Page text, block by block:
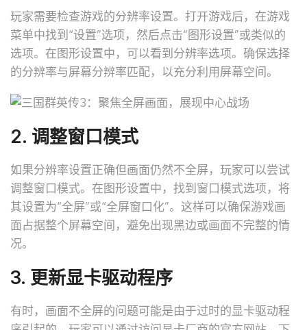
玩家需要检查游戏的分辨率设置。打开游戏后，在游戏
菜单中找到“设置”选项，然后点击“图形设置”或类似的
选项。在图形设置中，可以看到分辨率选项。确保选择
的分辨率与屏幕分辨率匹配，以充分利用屏幕空间。
2. 调整窗口模式
如果分辨率设置正确但画面仍然不全屏，玩家可以尝试
调整窗口模式。在图形设置中，找到窗口模式选项，将
其设置为“全屏”或“全屏窗口化”。这样可以确保游戏画
面占据整个屏幕空间，避免出现黑边或画面不完整的情
况。
3. 更新显卡驱动程序
有时，画面不全屏的问题可能是由于过时的显卡驱动程